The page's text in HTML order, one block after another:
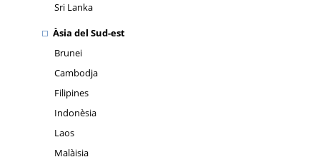
Sri Lanka
Àsia del Sud-est
Brunei
Cambodja
Filipines
Indonèsia
Laos
Malàisia